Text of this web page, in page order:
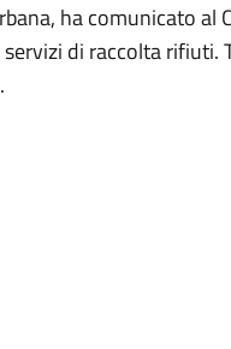
ha comunicato al
di raccolta rifiuti.